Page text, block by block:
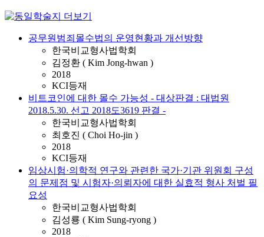
공무원범죄몰수법의 운영현황과 개선방향
한국비교형사법학회
김정환 ( Kim Jong-hwan )
2018
KCI등재
비트코인에 대한 몰수 가능성 - 대상판결 : 대법원
2018.5.30. 선고 2018도3619 판결 -
한국비교형사법학회
최호진 ( Choi Ho-jin )
2018
KCI등재
임상시험·의학적 연구와 관련한 국가·기관 위원회 구성
의 문제점 및 시험자·의뢰자에 대한 실효적 형사 처벌 필
요성
한국비교형사법학회
김성룡 ( Kim Sung-ryong )
2018